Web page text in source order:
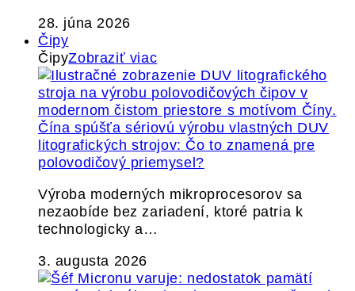
28. júna 2026
Čipy
ČipyZobraziť viac
Čína spúšťa sériovú výrobu vlastných DUV
litografických strojov: Čo to znamená pre
polovodičový priemysel?
Výroba moderných mikroprocesorov sa
nezaobíde bez zariadení, ktoré patria k
technologicky a…
3. augusta 2026